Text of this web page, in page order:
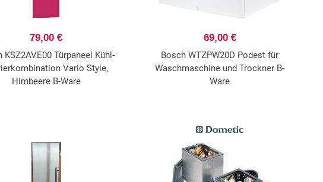
79,00 €
KSZ2AVE00 Türpaneel Kühl-
Vario Style,
Himbeere B-Ware
69,00 €
Bosch WTZPW20D Podest für
Waschmaschine und Trockner B-
Ware